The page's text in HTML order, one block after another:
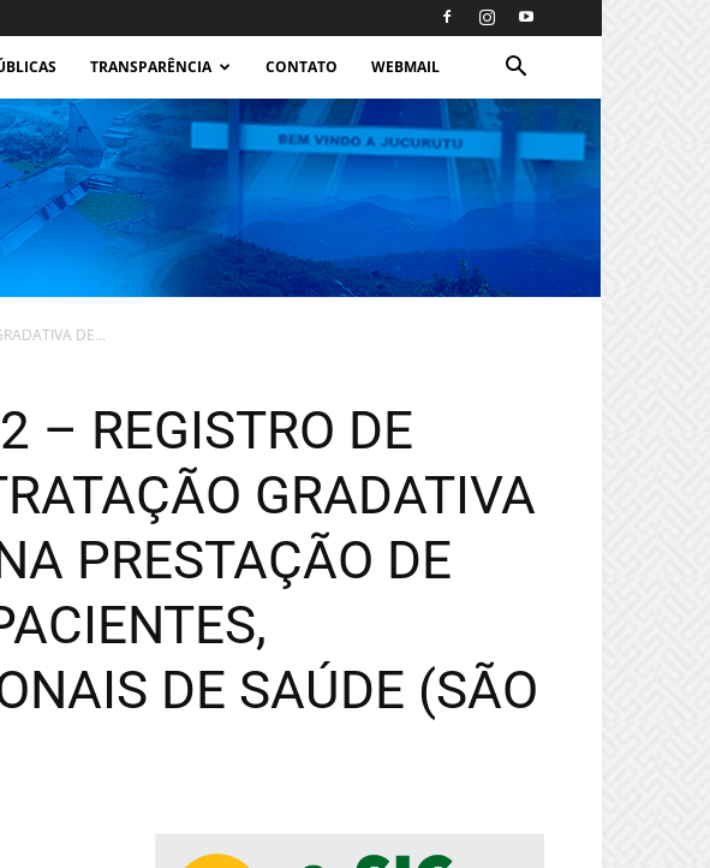
TRANSPARÊNCIA CONTATO WEBMAIL
DE...
– REGISTRO DE
GRADATIVA
PRESTAÇÃO DE
DE SAÚDE (SÃO